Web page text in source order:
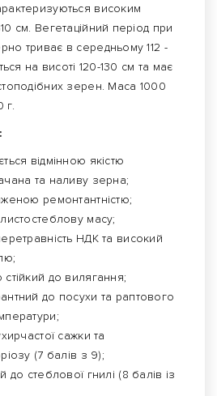
високим
см. Вегетаційний період при
триває в середньому 112 -
на висоті 120-130 см та має
зерен. Маса 1000
г.
відмінною якістю
та наливу зерна;
ремонтантністю;
масу;
НДК та високий
до вилягання;
до посухи та раптового
сажки та
(7 балів з 9);
до стеблової гнилі (8 балів із